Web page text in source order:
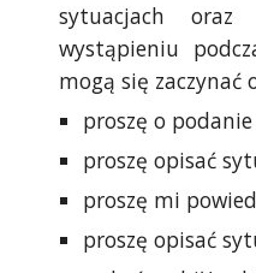
sytuacjach
wystąpieniu
mogą się zaczynać
proszę o podanie
proszę opisać
proszę mi
proszę opisać